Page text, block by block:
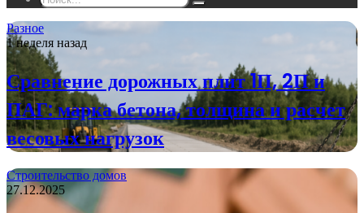
Поиск...
Разное
1 неделя назад
Сравнение дорожных плит 1П, 2П и
ПАГ: марка бетона, толщина и расчет
весовых нагрузок
Строительство домов
27.12.2025